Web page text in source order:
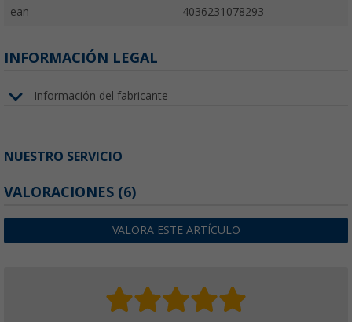
ean 4036231078293
INFORMACIÓN LEGAL
Información del fabricante
NUESTRO SERVICIO
VALORACIONES (6)
VALORA ESTE ARTÍCULO